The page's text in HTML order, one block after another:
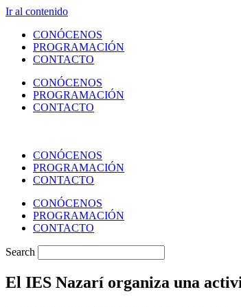
Ir al contenido
CONÓCENOS
PROGRAMACIÓN
CONTACTO
CONÓCENOS
PROGRAMACIÓN
CONTACTO
CONÓCENOS
PROGRAMACIÓN
CONTACTO
CONÓCENOS
PROGRAMACIÓN
CONTACTO
Search
El IES Nazarí organiza una